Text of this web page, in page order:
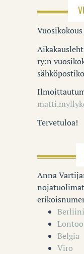
ry:n
Tervetuloa!
Anna
Berliini
Lontoo
Belgia
Viro